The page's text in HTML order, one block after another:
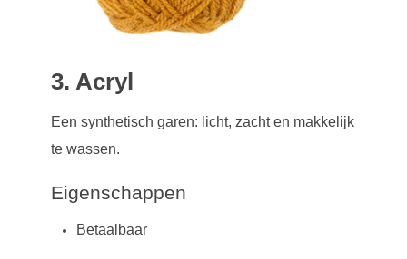
3. Acryl
Een synthetisch garen: licht, zacht en makkelijk
te wassen.
Eigenschappen
Betaalbaar